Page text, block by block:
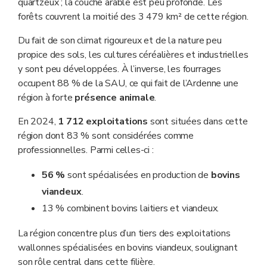
forêts couvrent la moitié des 3 479 km² de cette région.
Du fait de son climat rigoureux et de la nature peu
propice des sols, les cultures céréalières et industrielles
y sont peu développées. À l’inverse, les fourrages
occupent 88 % de la SAU, ce qui fait de l’Ardenne une
région à forte présence animale.
En 2024, 1 712 exploitations sont situées dans cette
région dont 83 % sont considérées comme
professionnelles. Parmi celles-ci :
56 % sont spécialisées en production de bovins
viandeux.
13 % combinent bovins laitiers et viandeux.
La région concentre plus d’un tiers des exploitations
wallonnes spécialisées en bovins viandeux, soulignant
son rôle central dans cette filière.